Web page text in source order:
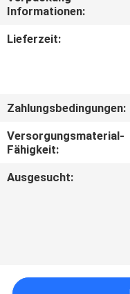
SIE
MIT
VERBINDUNG
NACHRICHTEN
Informationen:
Lieferzeit:
Zahlungsbedingungen:
Versorgungsmaterial-
Fähigkeit:
Ausgesucht: